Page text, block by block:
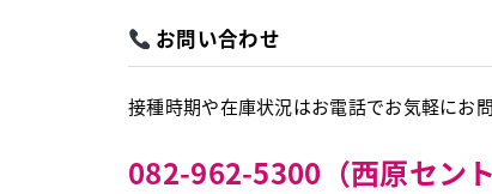
お問い合わせ
接種時期や在庫状況はお電話でお気軽にお
082-962-5300（西原セン